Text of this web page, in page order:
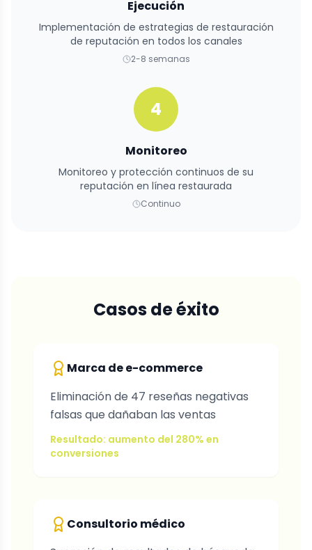
Ejecución
Implementación de estrategias de restauración
de reputación en todos los canales
2-8 semanas
4
Monitoreo
Monitoreo y protección continuos de su
reputación en línea restaurada
Continuo
Casos de éxito
Marca de e-commerce
Eliminación de 47 reseñas negativas
falsas que dañaban las ventas
Resultado: aumento del 280% en
conversiones
Consultorio médico